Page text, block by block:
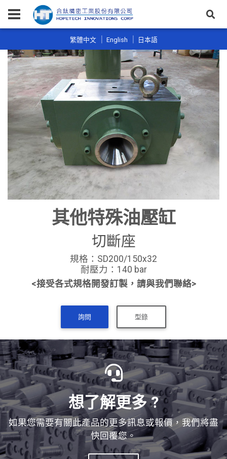
繁體中文 English 日本語
其他特殊油壓缸
切斷座
規格：SD200/150x32
耐壓力：140 bar
<接受各式規格開發訂製，請與我們聯絡>
詢問 型錄
想了解更多 ?
如果您需要有關此產品的更多訊息或報價，我們將盡
快回覆您。